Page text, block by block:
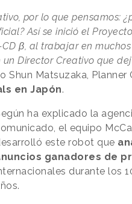
por lo que pensamos:
Así se inició el
β, al trabajar en muchos
Director Creativo que
Shun Matsuzaka, Planner
en Japón.
ha explicado la
el equipo
este robot que
ganadores de
durante los